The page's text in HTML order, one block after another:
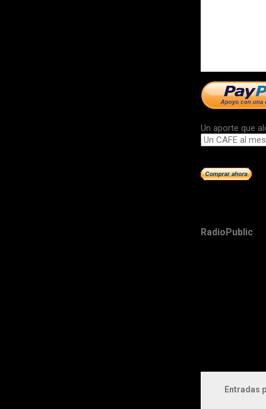
Un aporte que
RadioPublic
Entradas